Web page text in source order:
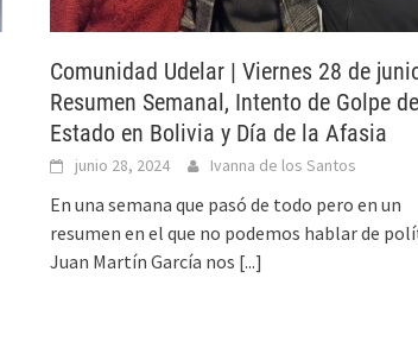
Comunidad Udelar | Viernes 28 de
Resumen Semanal, Intento de Golpe de
Estado en Bolivia y Día de la Afasia
junio 28, 2024 Ivanna de los Santos
En una semana que pasó de todo pero en un
resumen en el que no podemos hablar de
Juan Martín García nos [...]